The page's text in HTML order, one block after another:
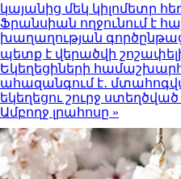
կայանից մեկ կիլոմետր
Ֆրանսիան ողջունում է
խաղաղության
պետք է վերածվի
Եկեղեցիների
ահազանգում է․
եկեղեցու շուրջ
Ամբողջ լրահոսը »